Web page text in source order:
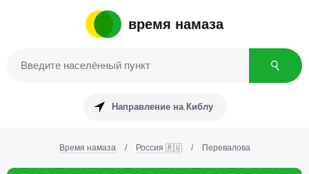
время намаза
Направление на Киблу
Время намаза / Россия 🇷🇺 / Перевалова